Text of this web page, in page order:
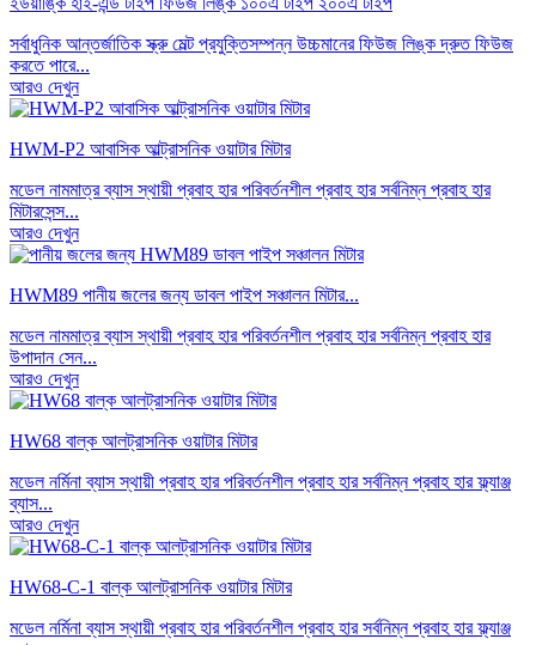
সর্বাধুনিক আন্তর্জাতিক স্ক্রু মেল্ট প্রযুক্তিসম্পন্ন উচ্চমানের ফিউজ লিঙ্ক দ্রুত ফিউজ
করতে পারে...
আরও দেখুন
HWM-P2 আবাসিক আল্ট্রাসনিক ওয়াটার মিটার
মডেল নামমাত্র ব্যাস স্থায়ী প্রবাহ হার পরিবর্তনশীল প্রবাহ হার সর্বনিম্ন প্রবাহ হার
মিটারসেন্স...
আরও দেখুন
HWM89 পানীয় জলের জন্য ডাবল পাইপ সঞ্চালন মিটার...
মডেল নামমাত্র ব্যাস স্থায়ী প্রবাহ হার পরিবর্তনশীল প্রবাহ হার সর্বনিম্ন প্রবাহ হার
উপাদান সেন...
আরও দেখুন
HW68 বাল্ক আলট্রাসনিক ওয়াটার মিটার
মডেল নর্মিনা ব্যাস স্থায়ী প্রবাহ হার পরিবর্তনশীল প্রবাহ হার সর্বনিম্ন প্রবাহ হার ফ্ল্যাঞ্জ
ব্যাস...
আরও দেখুন
HW68-C-1 বাল্ক আলট্রাসনিক ওয়াটার মিটার
মডেল নর্মিনা ব্যাস স্থায়ী প্রবাহ হার পরিবর্তনশীল প্রবাহ হার সর্বনিম্ন প্রবাহ হার ফ্ল্যাঞ্জ